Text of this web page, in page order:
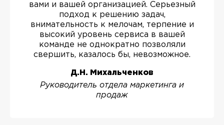
вами и вашей организацией. Серьезный
подход к решению задач,
внимательность к мелочам, терпение и
высокий уровень сервиса в вашей
команде не однократно позволяли
свершить, казалось бы, невозможное.
Д.Н. Михальченков
Руководитель отдела маркетинга и
продаж